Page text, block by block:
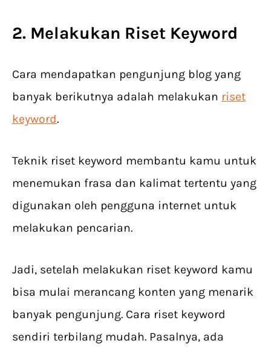
2. Melakukan Riset Keyword
Cara mendapatkan pengunjung blog yang
banyak berikutnya adalah melakukan riset
keyword.
Teknik riset keyword membantu kamu untuk
menemukan frasa dan kalimat tertentu yang
digunakan oleh pengguna internet untuk
melakukan pencarian.
Jadi, setelah melakukan riset keyword kamu
bisa mulai merancang konten yang menarik
banyak pengunjung. Cara riset keyword
sendiri terbilang mudah. Pasalnya, ada